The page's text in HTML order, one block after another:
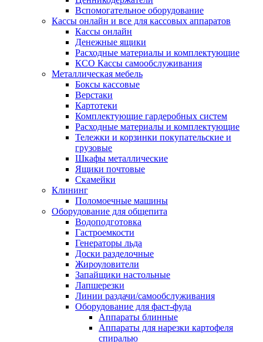
Вспомогательное оборудование
Кассы онлайн и все для кассовых аппаратов
Кассы онлайн
Денежные ящики
Расходные материалы и комплектующие
КСО Кассы самообслуживания
Металлическая мебель
Боксы кассовые
Верстаки
Картотеки
Комплектующие гардеробных систем
Расходные материалы и комплектующие
Тележки и корзинки покупательские и
грузовые
Шкафы металлические
Ящики почтовые
Скамейки
Клининг
Поломоечные машины
Оборудование для общепита
Водоподготовка
Гастроемкости
Генераторы льда
Доски разделочные
Жироуловители
Запайщики настольные
Лапшерезки
Линии раздачи/самообслуживания
Оборудование для фаст-фуда
Аппараты блинные
Аппараты для нарезки картофеля
спиралью